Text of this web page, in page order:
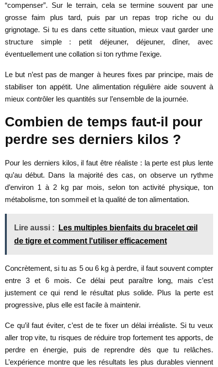
“compenser”. Sur le terrain, cela se termine souvent par une
grosse faim plus tard, puis par un repas trop riche ou du
grignotage. Si tu es dans cette situation, mieux vaut garder une
structure simple : petit déjeuner, déjeuner, dîner, avec
éventuellement une collation si ton rythme l’exige.
Le but n’est pas de manger à heures fixes par principe, mais de
stabiliser ton appétit. Une alimentation régulière aide souvent à
mieux contrôler les quantités sur l’ensemble de la journée.
Combien de temps faut-il pour
perdre ses derniers kilos ?
Pour les derniers kilos, il faut être réaliste : la perte est plus lente
qu’au début. Dans la majorité des cas, on observe un rythme
d’environ 1 à 2 kg par mois, selon ton activité physique, ton
métabolisme, ton sommeil et la qualité de ton alimentation.
Lire aussi :
Les multiples bienfaits du bracelet œil
de tigre et comment l'utiliser efficacement
Concrètement, si tu as 5 ou 6 kg à perdre, il faut souvent compter
entre 3 et 6 mois. Ce délai peut paraître long, mais c’est
justement ce qui rend le résultat plus solide. Plus la perte est
progressive, plus elle est facile à maintenir.
Ce qu’il faut éviter, c’est de te fixer un délai irréaliste. Si tu veux
aller trop vite, tu risques de réduire trop fortement tes apports, de
perdre en énergie, puis de reprendre dès que tu relâches.
L’expérience montre que les résultats les plus durables viennent